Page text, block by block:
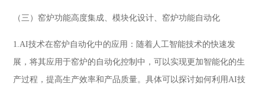
（三）窑炉功能高度集成、模块化设计、窑炉功能自动化
1.AI技术在窑炉自动化中的应用：随着人工智能技术的快速发
展，将其应用于窑炉的自动化控制中，可以实现更加智能化的生
产过程，提高生产效率和产品质量。具体可以探讨如何利用AI技